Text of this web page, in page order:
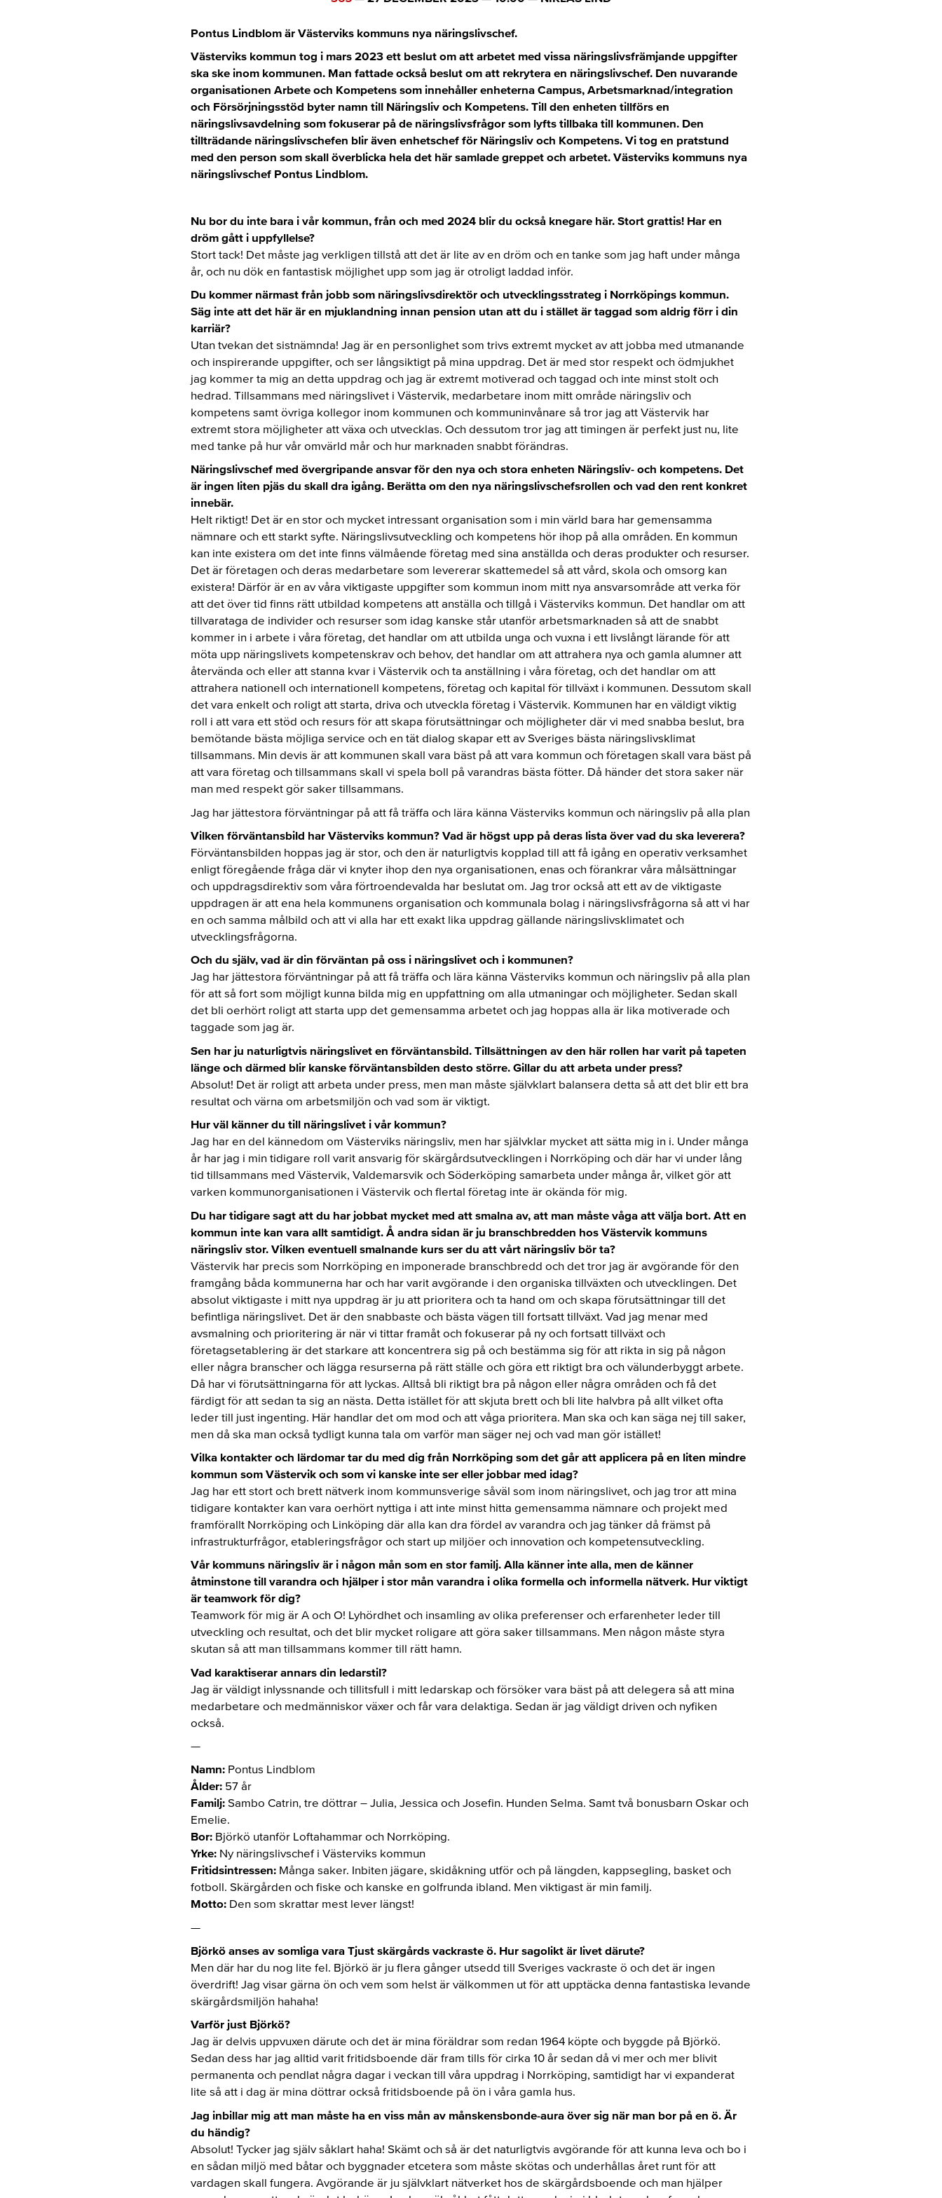
Pontus Lindblom är Västerviks kommuns nya näringslivschef.
Västerviks kommun tog i mars 2023 ett beslut om att arbetet med vissa näringslivsfrämjande uppgifter
ska ske inom kommunen. Man fattade också beslut om att rekrytera en näringslivschef. Den nuvarande
organisationen Arbete och Kompetens som innehåller enheterna Campus, Arbetsmarknad/integration
och Försörjningsstöd byter namn till Näringsliv och Kompetens. Till den enheten tillförs en
näringslivsavdelning som fokuserar på de näringslivsfrågor som lyfts tillbaka till kommunen. Den
tillträdande näringslivschefen blir även enhetschef för Näringsliv och Kompetens. Vi tog en pratstund
med den person som skall överblicka hela det här samlade greppet och arbetet. Västerviks kommuns nya
näringslivschef Pontus Lindblom.
Nu bor du inte bara i vår kommun, från och med 2024 blir du också knegare här. Stort grattis! Har en
dröm gått i uppfyllelse?
Stort tack! Det måste jag verkligen tillstå att det är lite av en dröm och en tanke som jag haft under många
år, och nu dök en fantastisk möjlighet upp som jag är otroligt laddad inför.
Du kommer närmast från jobb som näringslivsdirektör och utvecklingsstrateg i Norrköpings kommun.
Säg inte att det här är en mjuklandning innan pension utan att du i stället är taggad som aldrig förr i din
karriär?
Utan tvekan det sistnämnda! Jag är en personlighet som trivs extremt mycket av att jobba med utmanande
och inspirerande uppgifter, och ser långsiktigt på mina uppdrag. Det är med stor respekt och ödmjukhet
jag kommer ta mig an detta uppdrag och jag är extremt motiverad och taggad och inte minst stolt och
hedrad. Tillsammans med näringslivet i Västervik, medarbetare inom mitt område näringsliv och
kompetens samt övriga kollegor inom kommunen och kommuninvånare så tror jag att Västervik har
extremt stora möjligheter att växa och utvecklas. Och dessutom tror jag att timingen är perfekt just nu, lite
med tanke på hur vår omvärld mår och hur marknaden snabbt förändras.
Näringslivschef med övergripande ansvar för den nya och stora enheten Näringsliv- och kompetens. Det
är ingen liten pjäs du skall dra igång. Berätta om den nya näringslivschefsrollen och vad den rent konkret
innebär.
Helt riktigt! Det är en stor och mycket intressant organisation som i min värld bara har gemensamma
nämnare och ett starkt syfte. Näringslivsutveckling och kompetens hör ihop på alla områden. En kommun
kan inte existera om det inte finns välmående företag med sina anställda och deras produkter och resurser.
Det är företagen och deras medarbetare som levererar skattemedel så att vård, skola och omsorg kan
existera! Därför är en av våra viktigaste uppgifter som kommun inom mitt nya ansvarsområde att verka för
att det över tid finns rätt utbildad kompetens att anställa och tillgå i Västerviks kommun. Det handlar om att
tillvarataga de individer och resurser som idag kanske står utanför arbetsmarknaden så att de snabbt
kommer in i arbete i våra företag, det handlar om att utbilda unga och vuxna i ett livslångt lärande för att
möta upp näringslivets kompetenskrav och behov, det handlar om att attrahera nya och gamla alumner att
återvända och eller att stanna kvar i Västervik och ta anställning i våra företag, och det handlar om att
attrahera nationell och internationell kompetens, företag och kapital för tillväxt i kommunen. Dessutom skall
det vara enkelt och roligt att starta, driva och utveckla företag i Västervik. Kommunen har en väldigt viktig
roll i att vara ett stöd och resurs för att skapa förutsättningar och möjligheter där vi med snabba beslut, bra
bemötande bästa möjliga service och en tät dialog skapar ett av Sveriges bästa näringslivsklimat
tillsammans. Min devis är att kommunen skall vara bäst på att vara kommun och företagen skall vara bäst på
att vara företag och tillsammans skall vi spela boll på varandras bästa fötter. Då händer det stora saker när
man med respekt gör saker tillsammans.
Jag har jättestora förväntningar på att få träffa och lära känna Västerviks kommun och näringsliv på alla plan
Vilken förväntansbild har Västerviks kommun? Vad är högst upp på deras lista över vad du ska leverera?
Förväntansbilden hoppas jag är stor, och den är naturligtvis kopplad till att få igång en operativ verksamhet
enligt föregående fråga där vi knyter ihop den nya organisationen, enas och förankrar våra målsättningar
och uppdragsdirektiv som våra förtroendevalda har beslutat om. Jag tror också att ett av de viktigaste
uppdragen är att ena hela kommunens organisation och kommunala bolag i näringslivsfrågorna så att vi har
en och samma målbild och att vi alla har ett exakt lika uppdrag gällande näringslivsklimatet och
utvecklingsfrågorna.
Och du själv, vad är din förväntan på oss i näringslivet och i kommunen?
Jag har jättestora förväntningar på att få träffa och lära känna Västerviks kommun och näringsliv på alla plan
för att så fort som möjligt kunna bilda mig en uppfattning om alla utmaningar och möjligheter. Sedan skall
det bli oerhört roligt att starta upp det gemensamma arbetet och jag hoppas alla är lika motiverade och
taggade som jag är.
Sen har ju naturligtvis näringslivet en förväntansbild. Tillsättningen av den här rollen har varit på tapeten
länge och därmed blir kanske förväntansbilden desto större. Gillar du att arbeta under press?
Absolut! Det är roligt att arbeta under press, men man måste självklart balansera detta så att det blir ett bra
resultat och värna om arbetsmiljön och vad som är viktigt.
Hur väl känner du till näringslivet i vår kommun?
Jag har en del kännedom om Västerviks näringsliv, men har självklar mycket att sätta mig in i. Under många
år har jag i min tidigare roll varit ansvarig för skärgårdsutvecklingen i Norrköping och där har vi under lång
tid tillsammans med Västervik, Valdemarsvik och Söderköping samarbeta under många år, vilket gör att
varken kommunorganisationen i Västervik och flertal företag inte är okända för mig.
Du har tidigare sagt att du har jobbat mycket med att smalna av, att man måste våga att välja bort. Att en
kommun inte kan vara allt samtidigt. Å andra sidan är ju branschbredden hos Västervik kommuns
näringsliv stor. Vilken eventuell smalnande kurs ser du att vårt näringsliv bör ta?
Västervik har precis som Norrköping en imponerade branschbredd och det tror jag är avgörande för den
framgång båda kommunerna har och har varit avgörande i den organiska tillväxten och utvecklingen. Det
absolut viktigaste i mitt nya uppdrag är ju att prioritera och ta hand om och skapa förutsättningar till det
befintliga näringslivet. Det är den snabbaste och bästa vägen till fortsatt tillväxt. Vad jag menar med
avsmalning och prioritering är när vi tittar framåt och fokuserar på ny och fortsatt tillväxt och
företagsetablering är det starkare att koncentrera sig på och bestämma sig för att rikta in sig på någon
eller några branscher och lägga resurserna på rätt ställe och göra ett riktigt bra och välunderbyggt arbete.
Då har vi förutsättningarna för att lyckas. Alltså bli riktigt bra på någon eller några områden och få det
färdigt för att sedan ta sig an nästa. Detta istället för att skjuta brett och bli lite halvbra på allt vilket ofta
leder till just ingenting. Här handlar det om mod och att våga prioritera. Man ska och kan säga nej till saker,
men då ska man också tydligt kunna tala om varför man säger nej och vad man gör istället!
Vilka kontakter och lärdomar tar du med dig från Norrköping som det går att applicera på en liten mindre
kommun som Västervik och som vi kanske inte ser eller jobbar med idag?
Jag har ett stort och brett nätverk inom kommunsverige såväl som inom näringslivet, och jag tror att mina
tidigare kontakter kan vara oerhört nyttiga i att inte minst hitta gemensamma nämnare och projekt med
framförallt Norrköping och Linköping där alla kan dra fördel av varandra och jag tänker då främst på
infrastrukturfrågor, etableringsfrågor och start up miljöer och innovation och kompetensutveckling.
Vår kommuns näringsliv är i någon mån som en stor familj. Alla känner inte alla, men de känner
åtminstone till varandra och hjälper i stor mån varandra i olika formella och informella nätverk. Hur viktigt
är teamwork för dig?
Teamwork för mig är A och O! Lyhördhet och insamling av olika preferenser och erfarenheter leder till
utveckling och resultat, och det blir mycket roligare att göra saker tillsammans. Men någon måste styra
skutan så att man tillsammans kommer till rätt hamn.
Vad karaktiserar annars din ledarstil?
Jag är väldigt inlyssnande och tillitsfull i mitt ledarskap och försöker vara bäst på att delegera så att mina
medarbetare och medmänniskor växer och får vara delaktiga. Sedan är jag väldigt driven och nyfiken
också.
—
Namn: Pontus Lindblom
Ålder: 57 år
Familj: Sambo Catrin, tre döttrar – Julia, Jessica och Josefin. Hunden Selma. Samt två bonusbarn Oskar och
Emelie.
Bor: Björkö utanför Loftahammar och Norrköping.
Yrke: Ny näringslivschef i Västerviks kommun
Fritidsintressen: Många saker. Inbiten jägare, skidåkning utför och på längden, kappsegling, basket och
fotboll. Skärgården och fiske och kanske en golfrunda ibland. Men viktigast är min familj.
Motto: Den som skrattar mest lever längst!
—
Björkö anses av somliga vara Tjust skärgårds vackraste ö. Hur sagolikt är livet därute?
Men där har du nog lite fel. Björkö är ju flera gånger utsedd till Sveriges vackraste ö och det är ingen
överdrift! Jag visar gärna ön och vem som helst är välkommen ut för att upptäcka denna fantastiska levande
skärgårdsmiljön hahaha!
Varför just Björkö?
Jag är delvis uppvuxen därute och det är mina föräldrar som redan 1964 köpte och byggde på Björkö.
Sedan dess har jag alltid varit fritidsboende där fram tills för cirka 10 år sedan då vi mer och mer blivit
permanenta och pendlat några dagar i veckan till våra uppdrag i Norrköping, samtidigt har vi expanderat
lite så att i dag är mina döttrar också fritidsboende på ön i våra gamla hus.
Jag inbillar mig att man måste ha en viss mån av månskensbonde-aura över sig när man bor på en ö. Är
du händig?
Absolut! Tycker jag själv såklart haha! Skämt och så är det naturligtvis avgörande för att kunna leva och bo i
en sådan miljö med båtar och byggnader etcetera som måste skötas och underhållas året runt för att
vardagen skall fungera. Avgörande är ju självklart nätverket hos de skärgårdsboende och man hjälper